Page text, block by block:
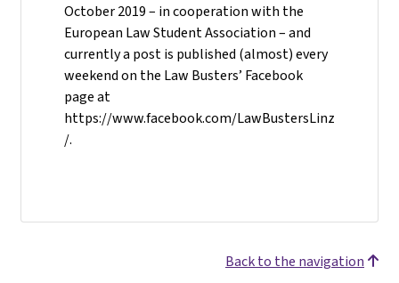
October 2019 – in cooperation with the
European Law Student Association – and
currently a post is published (almost) every
weekend on the Law Busters’ Facebook
page at
https://www.facebook.com/LawBustersLinz
/.
Back to the navigation